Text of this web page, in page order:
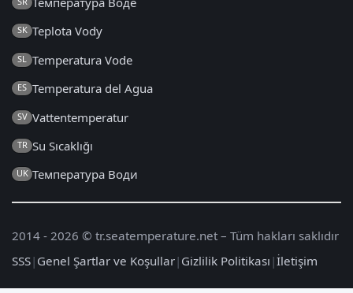
SK Teplota Vody
SL Temperatura Vode
ES Temperatura del Agua
SV Vattentemperatur
TR Su Sıcaklığı
UK Температура Води
2014 - 2026 © tr.seatemperature.net – Tüm hakları saklıdır
SSS| Genel Şartlar ve Koşullar| Gizlilik Politikası |İletişim